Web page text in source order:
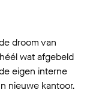
droom van
wat afgebeld
eigen interne
nieuwe kantoor.